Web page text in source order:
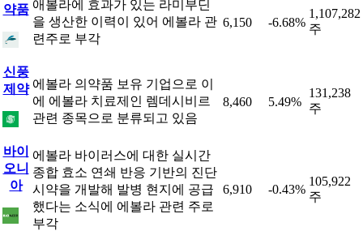
약품 애볼라에 효과가 있는 라미부딘
을 생산한 이력이 있어 에볼라 관
련주로 부각
6,150 -6.68%
1,107,282
주
신풍
제약 에볼라 의약품 보유 기업으로 이
에 에볼라 치료제인 렘데시비르
관련 종목으로 분류되고 있음
8,460 5.49%
131,238
주
바이
오니
아
에볼라 바이러스에 대한 실시간
종합 효소 연쇄 반응 기반의 진단
시약을 개발해 발병 현지에 공급
했다는 소식에 에볼라 관련 주로
부각
6,910 -0.43%
105,922
주